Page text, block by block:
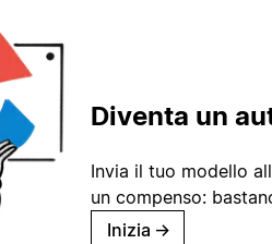
Diventa un
Invia il tuo modello
un compenso:
Inizia →